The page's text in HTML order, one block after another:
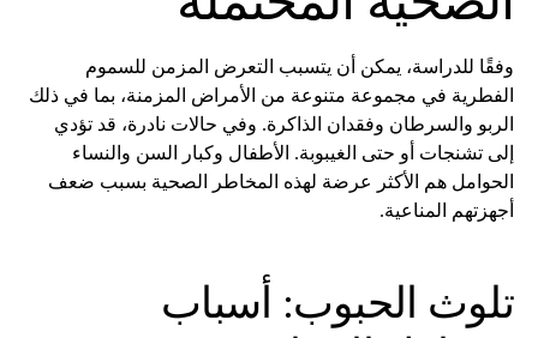
وفقًا للدراسة، يمكن أن يتسبب التعرض المزمن للسموم
الفطرية في مجموعة متنوعة من الأمراض المزمنة، بما في ذلك
الربو والسرطان وفقدان الذاكرة. وفي حالات نادرة، قد تؤدي
إلى تشنجات أو حتى الغيبوبة. الأطفال وكبار السن والنساء
الحوامل هم الأكثر عرضة لهذه المخاطر الصحية بسبب ضعف
أجهزتهم المناعية.
تلوث الحبوب: أسباب